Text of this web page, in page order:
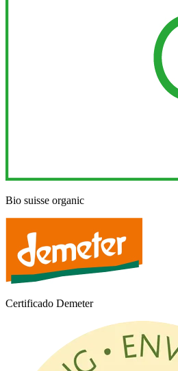
Bio suisse organic
Certificado Demeter